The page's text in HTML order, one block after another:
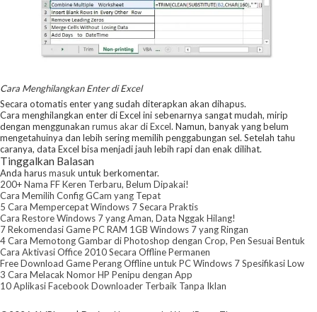
Cara Menghilangkan Enter di Excel
Secara otomatis enter yang sudah diterapkan akan dihapus.
Cara menghilangkan enter di Excel ini sebenarnya sangat mudah, mirip
dengan menggunakan rumus akar di Excel. Namun, banyak yang belum
mengetahuinya dan lebih sering memilih penggabungan sel. Setelah tahu
caranya, data Excel bisa menjadi jauh lebih rapi dan enak dilihat.
Tinggalkan Balasan
Anda harusmasukuntuk berkomentar.
200+ Nama FF Keren Terbaru, Belum Dipakai!
Cara Memilih Config GCam yang Tepat
5 Cara Mempercepat Windows 7 Secara Praktis
Cara Restore Windows 7 yang Aman, Data Nggak Hilang!
7 Rekomendasi Game PC RAM 1GB Windows 7 yang Ringan
4 Cara Memotong Gambar di Photoshop dengan Crop, Pen Sesuai Bentuk
Cara Aktivasi Office 2010 Secara Offline Permanen
Free Download Game Perang Offline untuk PC Windows 7 Spesifikasi Low
3 Cara Melacak Nomor HP Penipu dengan App
10 Aplikasi Facebook Downloader Terbaik Tanpa Iklan